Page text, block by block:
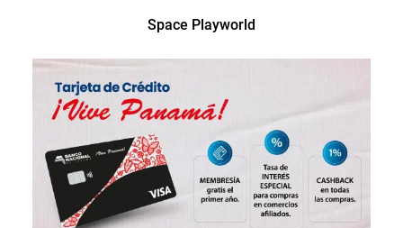
Space Playworld